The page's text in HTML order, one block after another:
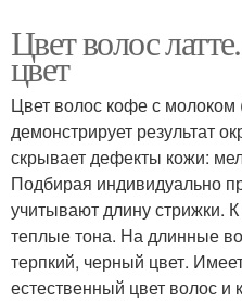
Цвет волос
цвет
Цвет волос кофе с молоком
демонстрирует результат
скрывает дефекты кожи:
Подбирая индивидуально
учитывают длину стрижки.
теплые тона. На длинные
терпкий, черный цвет.
естественный цвет волос и